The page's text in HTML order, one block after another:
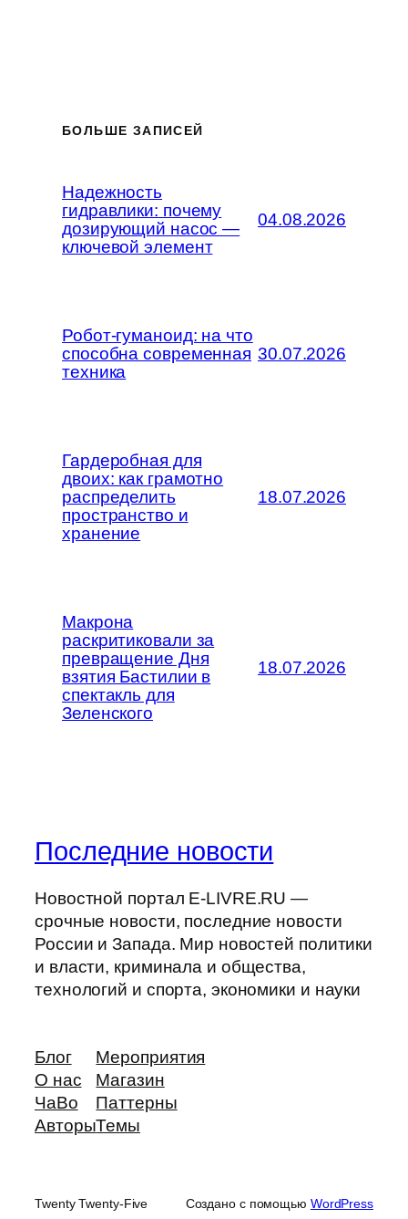
БОЛЬШЕ ЗАПИСЕЙ
Надежность
гидравлики: почему
дозирующий насос —
ключевой элемент
04.08.2026
Робот-гуманоид: на что
способна современная
техника
30.07.2026
Гардеробная для
двоих: как грамотно
распределить
пространство и
хранение
18.07.2026
Макрона
раскритиковали за
превращение Дня
взятия Бастилии в
спектакль для
Зеленского
18.07.2026
Последние новости
Новостной портал E-LIVRE.RU —
срочные новости, последние новости
России и Запада. Мир новостей политики
и власти, криминала и общества,
технологий и спорта, экономики и науки
Блог
О нас
ЧаВо
Авторы
Мероприятия
Магазин
Паттерны
Темы
Twenty Twenty-Five Создано с помощью WordPress